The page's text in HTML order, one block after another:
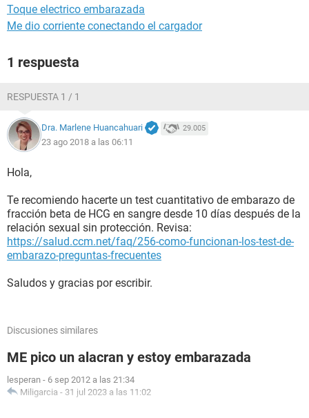
Toque electrico embarazada
Me dio corriente conectando el cargador
1 respuesta
RESPUESTA 1 / 1
Dra. Marlene Huancahuari 29.005
23 ago 2018 a las 06:11
Hola,
Te recomiendo hacerte un test cuantitativo de embarazo de
fracción beta de HCG en sangre desde 10 días después de la
relación sexual sin protección. Revisa:
https://salud.ccm.net/faq/256-como-funcionan-los-test-de-
embarazo-preguntas-frecuentes
Saludos y gracias por escribir.
Discusiones similares
ME pico un alacran y estoy embarazada
lesperan - 6 sep 2012 a las 21:34
Miligarcia - 31 jul 2023 a las 11:02